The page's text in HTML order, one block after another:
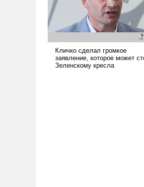
уязвимости США, например,
перед Китаем.